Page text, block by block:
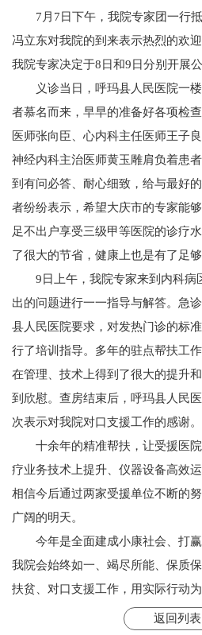
7月7日下午，我院专家团一行
冯立东对我院的到来表示热烈的欢
我院专家决定于8日和9日分别开展
义诊当日，呼玛县人民医院一
者慕名而来，早早的准备好各项检
医师张向臣、心内科主任医师王子
神经内科主治医师黄玉雕肩负着患
到有问必答、耐心细致，给与最好
者纷纷表示，希望大庆市的专家能
足不出户享受三级甲等医院的诊疗
了很大的节省，健康上也是有了足够
9日上午，我院专家来到内科病
出的问题进行一一指导与解答。急
县人民医院要求，对发热门诊的标
行了培训指导。多年的驻点帮扶工
在管理、技术上得到了很大的提升
到欣慰。查房结束后，呼玛县人民
次表示对我院对口支援工作的感谢。
十余年的精准帮扶，让受援医
疗业务技术上提升、仪器设备高效
相信今后通过两家受援单位不断的
广阔的明天。
今年是全面建成小康社会、打
我院会始终如一、竭尽所能、保质
扶贫、对口支援工作，用实际行动
返回列表